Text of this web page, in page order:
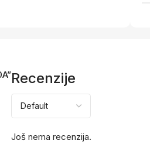
Recenzije
Još nema recenzija.